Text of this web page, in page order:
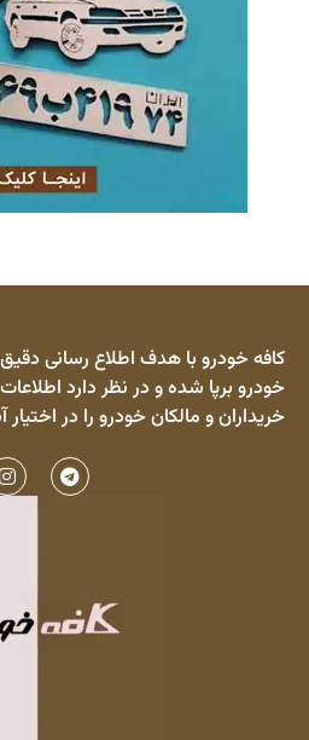
کافه خودرو با هدف اطلاع رسانی
خودرو برپا شده و در نظر دارد اطلاعات
خریداران و مالکان خودرو را در اختیار